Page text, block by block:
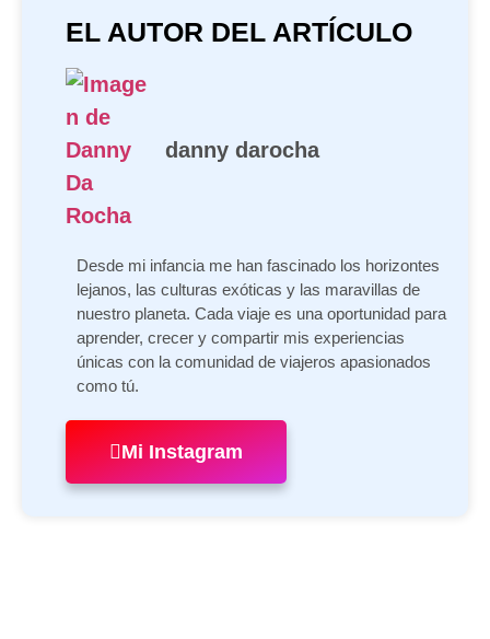
EL AUTOR DEL ARTÍCULO
danny darocha
Desde mi infancia me han fascinado los horizontes
lejanos, las culturas exóticas y las maravillas de
nuestro planeta. Cada viaje es una oportunidad para
aprender, crecer y compartir mis experiencias
únicas con la comunidad de viajeros apasionados
como tú.
Mi Instagram